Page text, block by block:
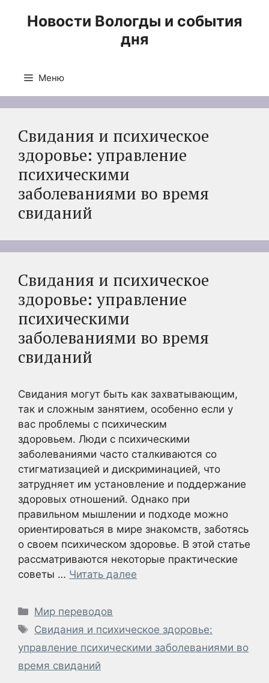
Новости Вологды и события
дня
Меню
Свидания и психическое
здоровье: управление
психическими
заболеваниями во время
свиданий
Свидания и психическое
здоровье: управление
психическими
заболеваниями во время
свиданий
Свидания могут быть как захватывающим,
так и сложным занятием, особенно если у
вас проблемы с психическим
здоровьем. Люди с психическими
заболеваниями часто сталкиваются со
стигматизацией и дискриминацией, что
затрудняет им установление и поддержание
здоровых отношений. Однако при
правильном мышлении и подходе можно
ориентироваться в мире знакомств, заботясь
о своем психическом здоровье. В этой статье
рассматриваются некоторые практические
советы … Читать далее
Рубрики
Мир переводов
Метки
Свидания и психическое здоровье:
управление психическими заболеваниями во
время свиданий